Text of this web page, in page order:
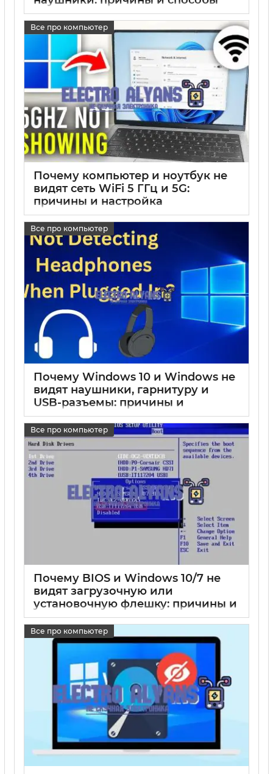
решения проблемы
17 05 2025 0
Все про компьютер
Почему компьютер и ноутбук не
видят сеть WiFi 5 ГГц и 5G:
причины и настройка
Все про компьютер
Почему Windows 10 и Windows не
видят наушники, гарнитуру и
USB-разъемы: причины и
решения проблемы подключения
17 05 2025 0
Все про компьютер
Почему BIOS и Windows 10/7 не
видят загрузочную или
установочную флешку: причины и
решения
17 05 2025 0
Все про компьютер